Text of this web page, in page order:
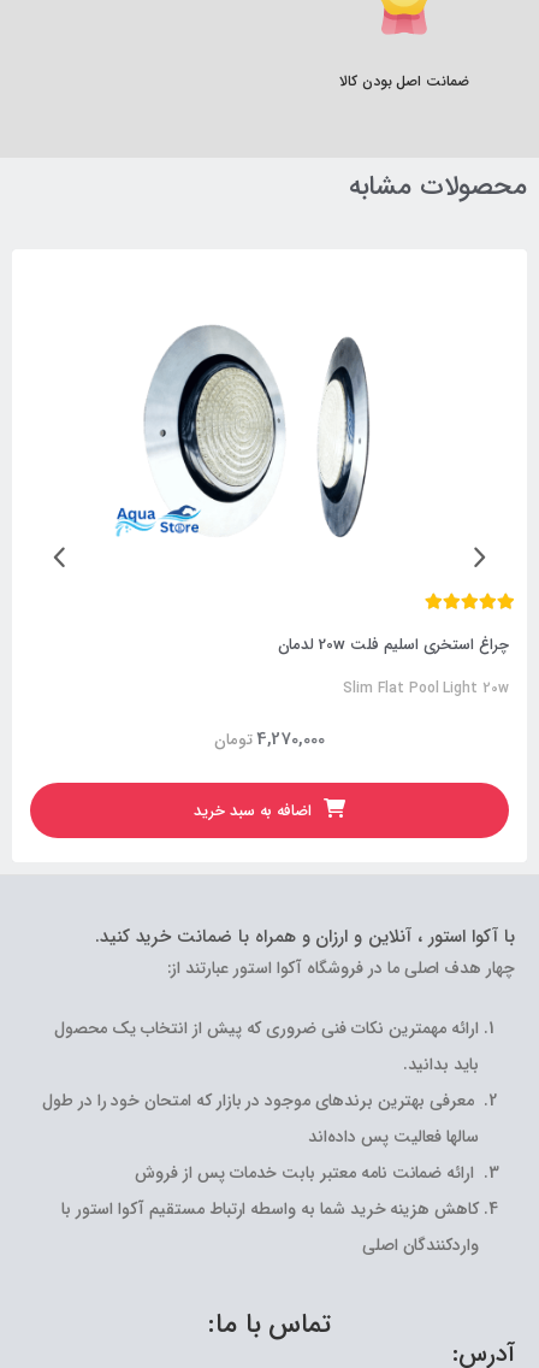
ضمانت اصل بودن کالا
محصولات مشابه
چراغ استخری اسلیم فلت 20w لدمان
Slim Flat Pool Light 20w
تومان4,270,000
اضافه به سبد خرید
با آکوا استور ، آنلاین و ارزان و همراه با ضمانت خرید کنید.
چهار هدف اصلی ما در فروشگاه آکوا استور عبارتند از:
ارائه مهمترین نکات فنی ضروری که پیش از انتخاب یک محصول
باید بدانید.
معرفی بهترین برندهای موجود در بازار که امتحان خود را در طول
سالها فعالیت پس داده‌اند
ارائه ضمانت نامه معتبر بابت خدمات پس از فروش
کاهش هزینه خرید شما به واسطه ارتباط مستقیم آکوا استور با
واردکنندگان اصلی
تماس با ما:
آدرس: